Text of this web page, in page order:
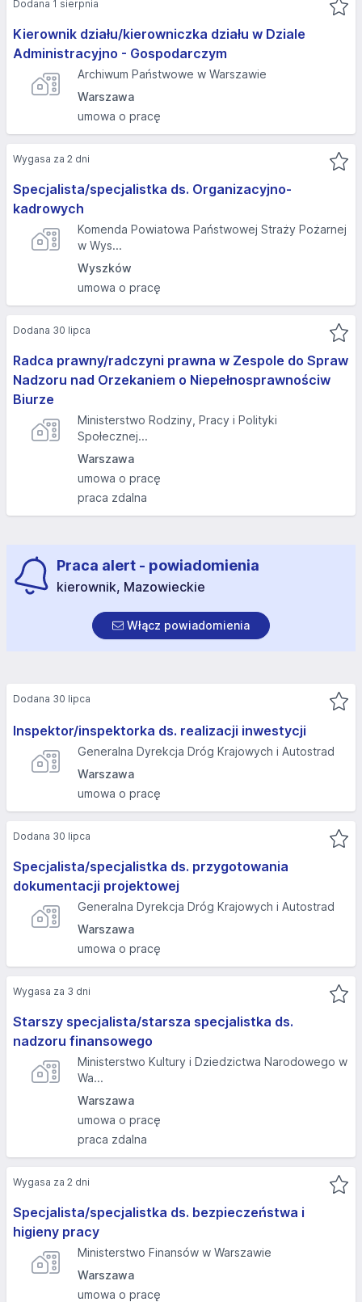
Kierownik działu/kierowniczka działu w Dziale
Administracyjno - Gospodarczym
Archiwum Państwowe w Warszawie
Warszawa
umowa o pracę
Dodana 1 sierpnia
Specjalista/specjalistka ds. Organizacyjno-
kadrowych
Komenda Powiatowa Państwowej Straży Pożarnej
w Wys...
Wyszków
umowa o pracę
Wygasa za 2 dni
Radca prawny/radczyni prawna w Zespole do Spraw
Nadzoru nad Orzekaniem o Niepełnosprawnościw
Biurze
Ministerstwo Rodziny, Pracy i Polityki
Społecznej...
Warszawa
umowa o pracę
praca zdalna
Dodana 30 lipca
Praca alert - powiadomienia
kierownik, Mazowieckie
Włącz powiadomienia
Inspektor/inspektorka ds. realizacji inwestycji
Generalna Dyrekcja Dróg Krajowych i Autostrad
Warszawa
umowa o pracę
Dodana 30 lipca
Specjalista/specjalistka ds. przygotowania
dokumentacji projektowej
Generalna Dyrekcja Dróg Krajowych i Autostrad
Warszawa
umowa o pracę
Dodana 30 lipca
Starszy specjalista/starsza specjalistka ds.
nadzoru finansowego
Ministerstwo Kultury i Dziedzictwa Narodowego w
Wa...
Warszawa
umowa o pracę
praca zdalna
Wygasa za 3 dni
Specjalista/specjalistka ds. bezpieczeństwa i
higieny pracy
Ministerstwo Finansów w Warszawie
Warszawa
umowa o pracę
Wygasa za 2 dni